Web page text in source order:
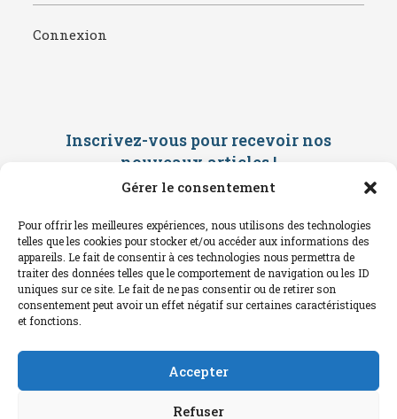
Gérer le consentement
Pour offrir les meilleures expériences, nous utilisons des technologies
telles que les cookies pour stocker et/ou accéder aux informations des
appareils. Le fait de consentir à ces technologies nous permettra de
traiter des données telles que le comportement de navigation ou les ID
uniques sur ce site. Le fait de ne pas consentir ou de retirer son
consentement peut avoir un effet négatif sur certaines caractéristiques
et fonctions.
Accepter
Refuser
Connexion
Inscrivez-vous pour recevoir nos
nouveaux articles !
Saisissez ci-dessous votre adresse
confirmation par mail. Consultez vos
spams !